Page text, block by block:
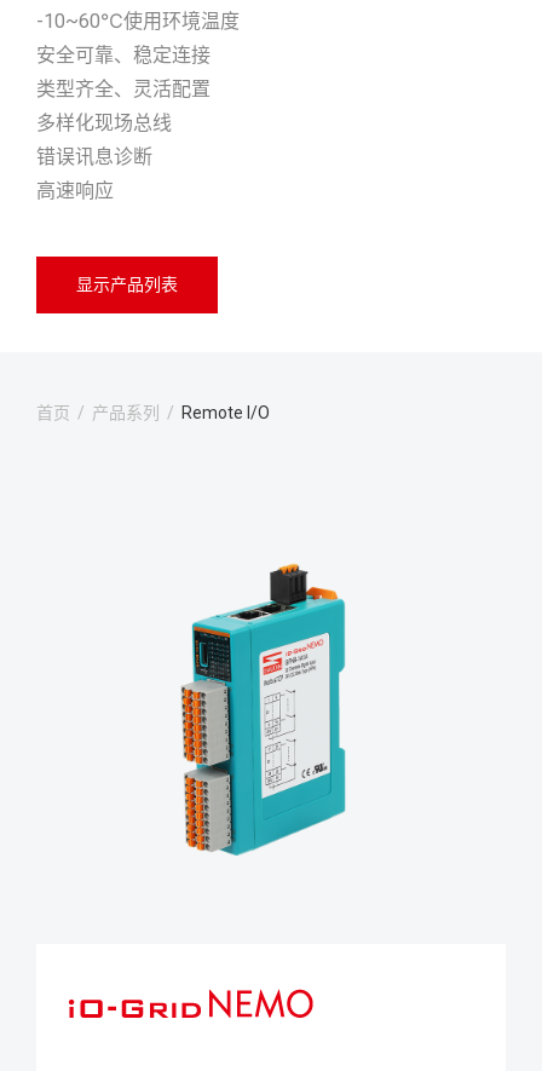
-10~60℃使用环境温度
安全可靠、稳定连接
类型齐全、灵活配置
多样化现场总线
错误讯息诊断
高速响应
显示产品列表
首页 / 产品系列 / Remote I/O